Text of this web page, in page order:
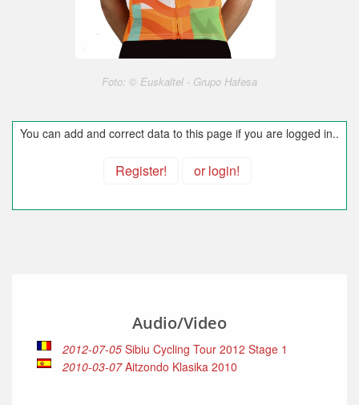
Foto: © Euskaltel - Grupo Hafesa
You can add and correct data to this page if you are logged in..
Register! or login!
Audio/Video
2012-07-05 Sibiu Cycling Tour 2012 Stage 1
2010-03-07Aitzondo Klasika 2010